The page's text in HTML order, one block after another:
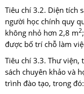
Tiêu chí 3.2. Diện tích
người học chính quy
không nhỏ hơn 2,8 m2
được bố trí chỗ làm
Tiêu chí 3.3. Thư
sách chuyên khảo và
trình đào tạo, trong đó: